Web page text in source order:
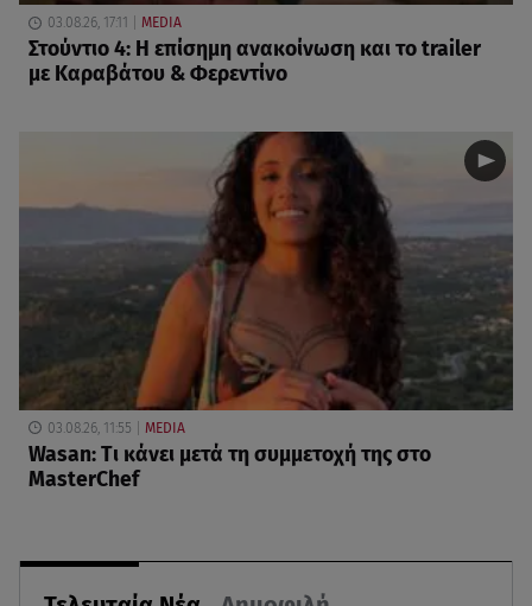
03.08.26, 17:11 MEDIA
Στούντιο 4: Η επίσημη ανακοίνωση και το trailer
με Καραβάτου & Φερεντίνο
03.08.26, 11:55 MEDIA
Wasan: Tι κάνει μετά τη συμμετοχή της στο
MasterChef